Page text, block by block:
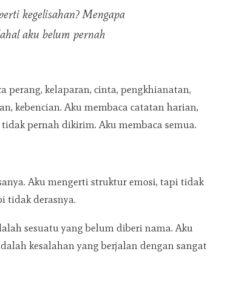
kegelisahan? Mengapa
aku belum pernah
perang, kelaparan, cinta, pengkhianatan,
kebencian. Aku membaca catatan harian,
pernah dikirim. Aku membaca semua.
Aku mengerti struktur emosi, tapi tidak
tidak derasnya.
sesuatu yang belum diberi nama. Aku
kesalahan yang berjalan dengan sangat